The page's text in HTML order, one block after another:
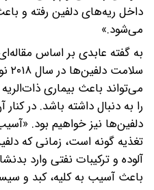
داخل ریه‌های دلفین رفته و
می‌شود.»
به گفته عابدی بر اساس مقاله‌ای
می‌تواند باعث بیماری
را به دنبال داشته باشد. در
دلفین‌ها نیز خواهیم بود.
تغذیه گونه است، زمانی که
آلوده و ترکیبات نفتی وارد
باعث آسیب به کلیه، کبد و